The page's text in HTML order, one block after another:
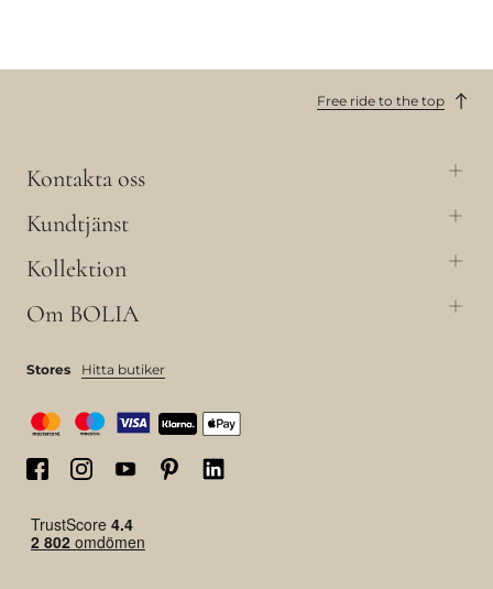
Free ride to the top
Kontakta oss
Kundtjänst
Kollektion
Om BOLIA
Stores Hitta butiker